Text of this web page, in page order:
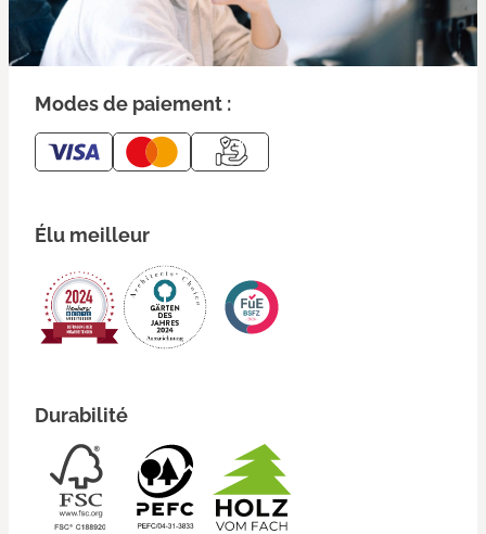
Modes de paiement :
Élu meilleur
Durabilité